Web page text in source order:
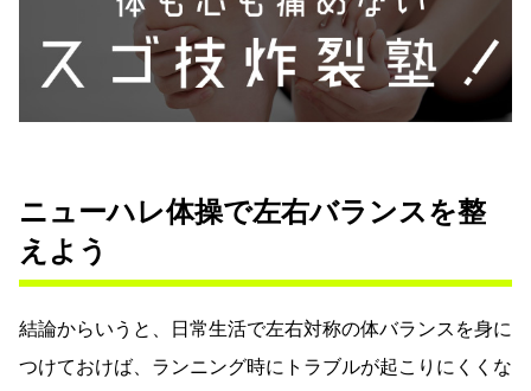
ニューハレ体操で左右バランスを整
えよう
結論からいうと、日常生活で左右対称の体バランスを身に
つけておけば、ランニング時にトラブルが起こりにくくな